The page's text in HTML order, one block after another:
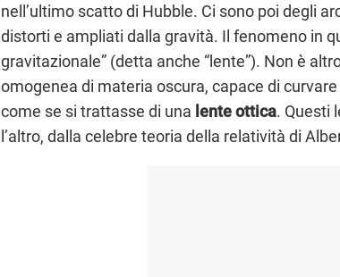
nell’ultimo scatto di Hubble. Ci sono poi degli
distorti e ampliati dalla gravità. Il fenomeno in
gravitazionale” (detta anche “lente”). Non è
omogenea di materia oscura, capace di
come se si trattasse di una lente ottica. Questi
l’altro, dalla celebre teoria della relatività di